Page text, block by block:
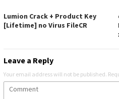
Lumion Crack + Product Key
[Lifetime] no Virus FileCR
Leave a Reply
Your email address will not be published.